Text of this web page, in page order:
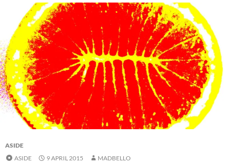
ASIDE
ASIDE
9 APRIL 2015 MADBELLO